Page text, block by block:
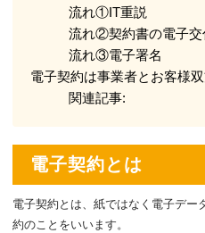
流れ①IT重説
流れ②契約書の電子交
流れ③電子署名
電子契約は事業者とお客様
関連記事:
電子契約とは
電子契約とは、紙ではなく電子デー
約のことをいいます。